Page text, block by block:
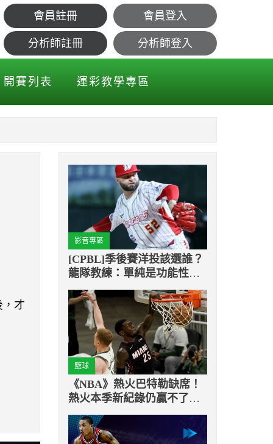
會員註冊 會員登入
分析師註冊 分析師登入
開賽列表 運彩教學專區
，才
影音專區
[CPBL]季後賽洋投該選誰？
龍隊教練：單純是功能性考
量
籃球
《NBA》熱火巴特勒缺席！
熱火本季新紀錄仍贏不了公
鹿